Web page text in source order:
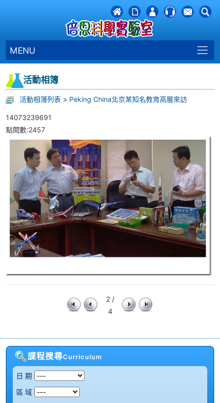
MENU
活動相簿
活動相簿列表 > Peking China北京某知名教育高層來訪
14073239691
點閱數:2457
2 /
4
課程搜尋Curriculum
日 期
區 域